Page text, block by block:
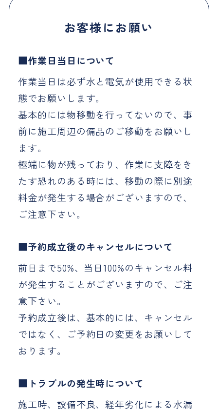
お客様にお願い
作業日当日について
作業当日は必ず水と電気が使用できる状
態でお願いします。
基本的には物移動を行ってないので、事
前に施工周辺の備品のご移動をお願いし
ます。
極端に物が残っており、作業に支障をき
たす恐れのある時には、移動の際に別途
料金が発生する場合がございますので、
ご注意下さい。
予約成立後のキャンセルについて
前日まで50%、当日100%のキャンセル料
が発生することがございますので、ご注
意下さい。
予約成立後は、基本的には、キャンセル
ではなく、ご予約日の変更をお願いして
おります。
トラブルの発生時について
施工時、設備不良、経年劣化による水漏